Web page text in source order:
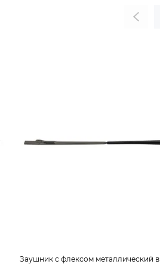
Заушник с флексом металлический в